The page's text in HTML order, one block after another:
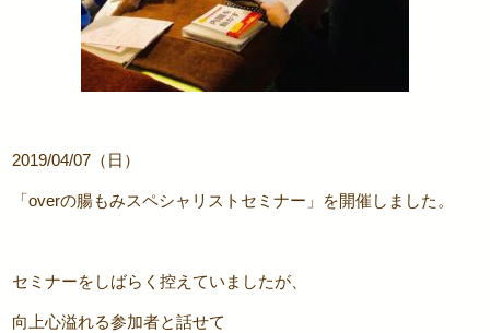
2019/04/07（日）
「overの腸もみスペシャリストセミナー」を開催しました。
セミナーをしばらく控えていましたが、
向上心溢れる参加者と話せて